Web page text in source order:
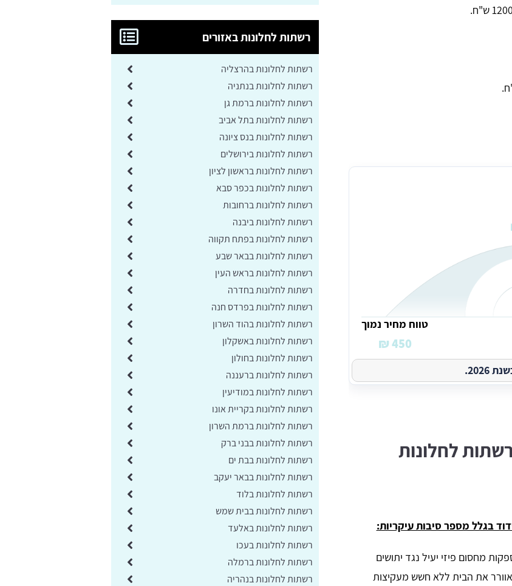
טווח מחיר נמוך
450 ₪
לחלונות
בגלל מספר סיבות עיקריות:
מחסום פיזי יעיל נגד יתושים
את הבית ללא חשש מעקיצות
רשתות לחלונות באזורים
רשתות לחלונות בהרצליה
רשתות לחלונות בנתניה
רשתות לחלונות ברמת גן
רשתות לחלונות בתל אביב
רשתות לחלונות בנס ציונה
רשתות לחלונות בירושלים
רשתות לחלונות בראשון לציון
רשתות לחלונות בכפר סבא
רשתות לחלונות ברחובות
רשתות לחלונות ביבנה
רשתות לחלונות בפתח תקווה
רשתות לחלונות בבאר שבע
רשתות לחלונות בראש העין
רשתות לחלונות בחדרה
רשתות לחלונות בפרדס חנה
רשתות לחלונות בהוד השרון
רשתות לחלונות באשקלון
רשתות לחלונות בחולון
רשתות לחלונות ברעננה
רשתות לחלונות במודיעין
רשתות לחלונות בקריית אונו
רשתות לחלונות ברמת השרון
רשתות לחלונות בבני ברק
רשתות לחלונות בבת ים
רשתות לחלונות בבאר יעקב
רשתות לחלונות בלוד
רשתות לחלונות בבית שמש
רשתות לחלונות באלעד
רשתות לחלונות בעכו
רשתות לחלונות ברמלה
רשתות לחלונות בנהריה